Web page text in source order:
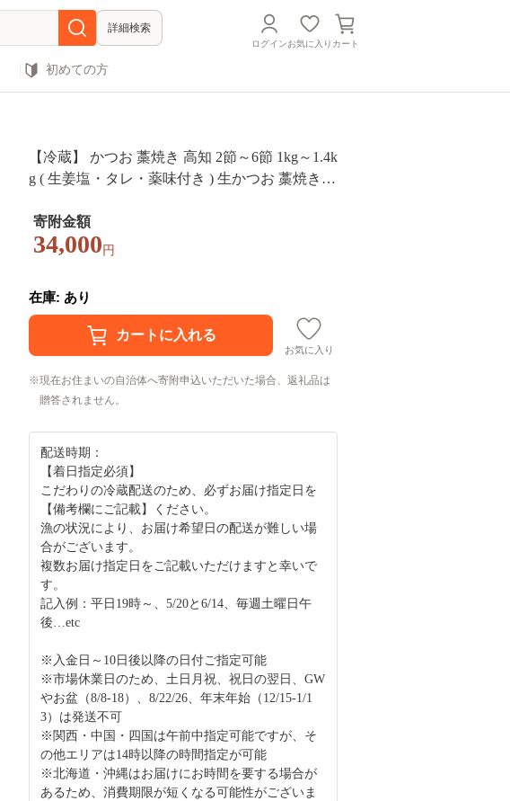
詳細検索
ログインお気に入り カート
初めての方
【冷蔵】 かつお 藁焼き 高知 2節～6節 1kg～1.4k
g ( 生姜塩・タレ・薬味付き ) 生かつお 藁焼きた
たき カツオ たたき 鰹のたたき 鰹たたき わらや
き 初鰹 戻り鰹 旬 特産 名産品 厳選 新鮮 国産 高
お取り寄せ ギフト プレゼント 父の日 高知県 お
いしい 簡単 海の幸 生鮮
寄附金額
34,000 円
在庫: あり
お気に入り
現在お住まいの自治体へ寄附申込いただいた場合、返礼品は
贈答されません。
配送時期：
【着日指定必須】
こだわりの冷蔵配送のため、必ずお届け指定日を
【備考欄にご記載】ください。
漁の状況により、お届け希望日の配送が難しい場
合がございます。
複数お届け指定日をご記載いただけますと幸いで
す。
記入例：平日19時～、5/20と6/14、毎週土曜日午
後…etc
※入金日～10日後以降の日付ご指定可能
※市場休業日のため、土日月祝、祝日の翌日、GW
やお盆（8/8-18）、8/22/26、年末年始（12/15-1/1
3）は発送不可
※関西・中国・四国は午前中指定可能ですが、そ
の他エリアは14時以降の時間指定が可能
※北海道・沖縄はお届けにお時間を要する場合が
あるため、消費期限が短くなる可能性がございま